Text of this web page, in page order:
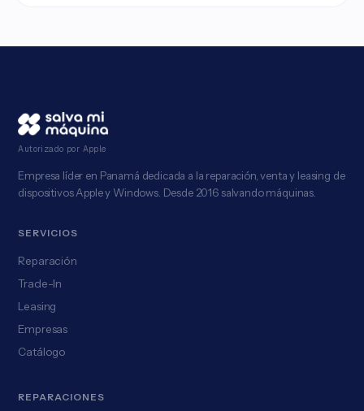
Autorizado por Apple
Empresa líder en Panamá dedicada a la reparación, venta y leasing de
dispositivos Apple y Windows. Desde 2016 salvando máquinas.
SERVICIOS
Reparación
Trade-In
Leasing
Empresas
Catálogo
REPARACIONES